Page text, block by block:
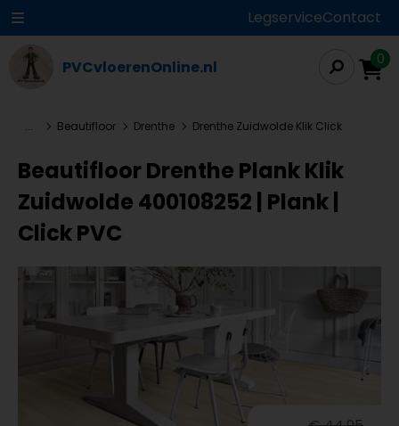
LegserviceContact
PVCvloerenOnline.nl 0
... Beautifloor Drenthe Drenthe Zuidwolde Klik Click
Beautifloor Drenthe Plank Klik
Zuidwolde 400108252 | Plank |
Click PVC